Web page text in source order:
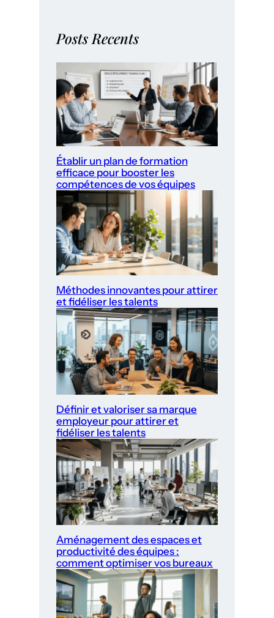
Posts Recents
Établir un plan de formation
efficace pour booster les
compétences de vos équipes
Méthodes innovantes pour attirer
et fidéliser les talents
Définir et valoriser sa marque
employeur pour attirer et
fidéliser les talents
Aménagement des espaces et
productivité des équipes :
comment optimiser vos bureaux